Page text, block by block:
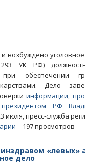
возбуждено
УК РФ)
при обеспечении
Дело
информации,
РФ
июля, пресс-служба
197 просмотров
«левых»
дело